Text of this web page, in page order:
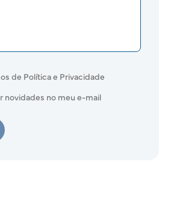
de Política e Privacidade
novidades no meu e-mail